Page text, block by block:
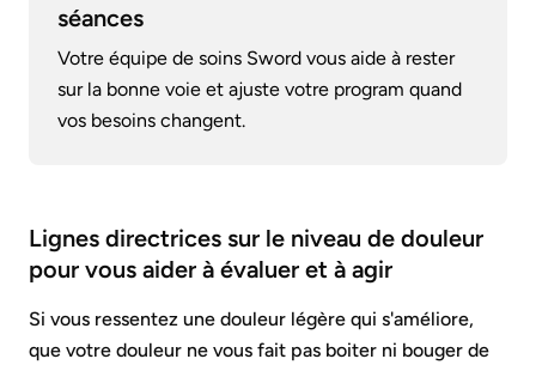
séances
Votre équipe de soins Sword vous aide à rester
sur la bonne voie et ajuste votre program quand
vos besoins changent.
Lignes directrices sur le niveau de douleur
pour vous aider à évaluer et à agir
Si vous ressentez une douleur légère qui s'améliore,
que votre douleur ne vous fait pas boiter ni bouger de